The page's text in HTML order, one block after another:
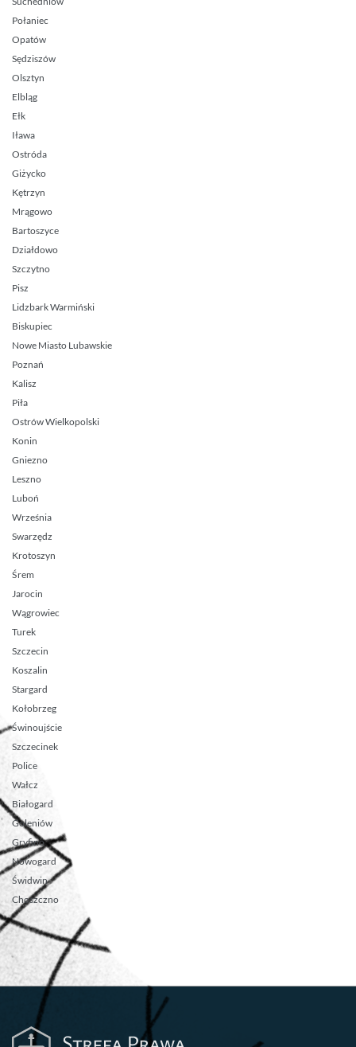
Połaniec
Opatów
Sędziszów
Olsztyn
Elbląg
Ełk
Iława
Ostróda
Giżycko
Kętrzyn
Mrągowo
Bartoszyce
Działdowo
Szczytno
Pisz
Lidzbark Warmiński
Biskupiec
Nowe Miasto Lubawskie
Poznań
Kalisz
Piła
Ostrów Wielkopolski
Konin
Gniezno
Leszno
Luboń
Września
Swarzędz
Krotoszyn
Śrem
Jarocin
Wągrowiec
Turek
Szczecin
Koszalin
Stargard
Kołobrzeg
Świnoujście
Szczecinek
Police
Wałcz
Białogard
Goleniów
Gryfino
Nowogard
Świdwin
Choszczno